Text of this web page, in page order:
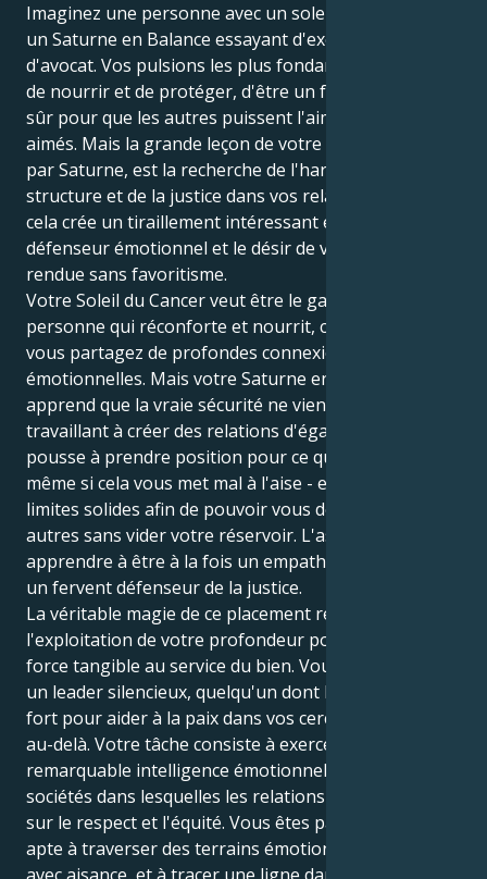
Imaginez une personne avec un soleil en Cancer et
un Saturne en Balance essayant d'exercer le métier
d'avocat. Vos pulsions les plus fondamentales sont
de nourrir et de protéger, d'être un foyer émotionnel
sûr pour que les autres puissent l'aimer et s'y sentir
aimés. Mais la grande leçon de votre vie, apportée
par Saturne, est la recherche de l'harmonie, de la
structure et de la justice dans vos relations. En soi,
cela crée un tiraillement intéressant entre votre
défenseur émotionnel et le désir de voir la justice
rendue sans favoritisme.
Votre Soleil du Cancer veut être le gardien timide, la
personne qui réconforte et nourrit, celle avec qui
vous partagez de profondes connexions
émotionnelles. Mais votre Saturne en Balance vous
apprend que la vraie sécurité ne vient qu'en
travaillant à créer des relations d'égalité. Il vous
pousse à prendre position pour ce qui est juste -
même si cela vous met mal à l'aise - et à définir des
limites solides afin de pouvoir vous déverser sur les
autres sans vider votre réservoir. L'astuce consiste à
apprendre à être à la fois un empathique sensible et
un fervent défenseur de la justice.
La véritable magie de ce placement réside dans
l'exploitation de votre profondeur pour en faire une
force tangible au service du bien. Vous pouvez être
un leader silencieux, quelqu'un dont la voix résonne
fort pour aider à la paix dans vos cercles sociaux - et
au-delà. Votre tâche consiste à exercer votre
remarquable intelligence émotionnelle et à créer des
sociétés dans lesquelles les relations sont fondées
sur le respect et l'équité. Vous êtes particulièrement
apte à traverser des terrains émotionnels complexes